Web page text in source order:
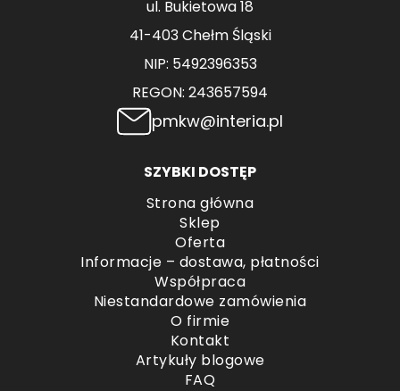
ul. Bukietowa 18
41-403 Chełm Śląski
NIP: 5492396353
REGON: 243657594
pmkw@interia.pl
SZYBKI DOSTĘP
Strona główna
Sklep
Oferta
Informacje – dostawa, płatności
Współpraca
Niestandardowe zamówienia
O firmie
Kontakt
Artykuły blogowe
FAQ